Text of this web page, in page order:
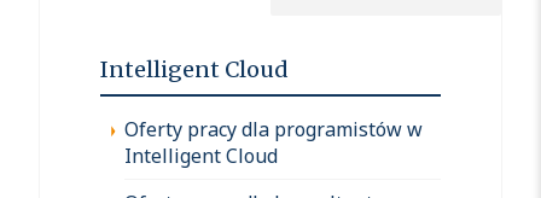
Intelligent Cloud
Oferty pracy dla programistów w
Intelligent Cloud